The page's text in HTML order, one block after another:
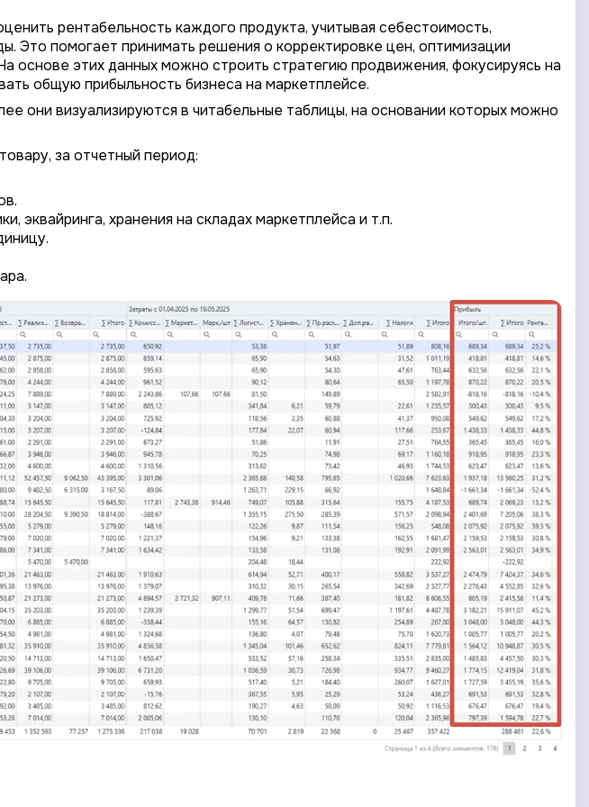
рентабельность каждого продукта, учитывая себестоимость,
Это помогает принимать решения о корректировке цен, оптимизации
основе этих данных можно строить стратегию продвижения, фокусируясь на
общую прибыльность бизнеса на маркетплейсе.
они визуализируются в читабельные таблицы, на основании которых можно
за отчетный период:
эквайринга, хранения на складах маркетплейса и т.п.